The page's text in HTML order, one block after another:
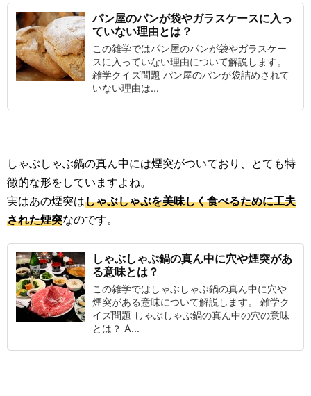
パン屋のパンが袋やガラスケースに入っ
ていない理由とは？
この雑学ではパン屋のパンが袋やガラスケー
スに入っていない理由について解説します。
雑学クイズ問題 パン屋のパンが袋詰めされて
いない理由は...
しゃぶしゃぶ鍋の真ん中には煙突がついており、とても特
徴的な形をしていますよね。
実はあの煙突はしゃぶしゃぶを美味しく食べるために工夫
された煙突なのです。
しゃぶしゃぶ鍋の真ん中に穴や煙突があ
る意味とは？
この雑学ではしゃぶしゃぶ鍋の真ん中に穴や
煙突がある意味について解説します。 雑学ク
イズ問題 しゃぶしゃぶ鍋の真ん中の穴の意味
とは？ A...